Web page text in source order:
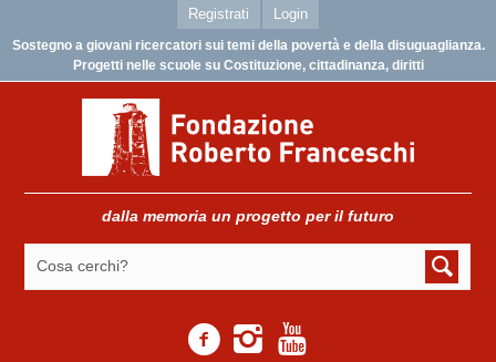
Registrati Login
Sostegno a giovani ricercatori sui temi della povertà e della disuguaglianza.
Progetti nelle scuole su Costituzione, cittadinanza, diritti
dalla memoria un progetto per il futuro